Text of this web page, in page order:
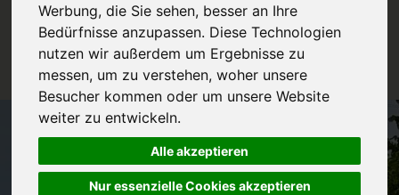
Werbung, die Sie sehen, besser an Ihre
Bedürfnisse anzupassen. Diese Technologien
nutzen wir außerdem um Ergebnisse zu
messen, um zu verstehen, woher unsere
Besucher kommen oder um unsere Website
weiter zu entwickeln.
Alle akzeptieren
Nur essenzielle Cookies akzeptieren
Das von Ihnen gesuchte Produkt ist leider zur Zeit
nicht verfügbar.